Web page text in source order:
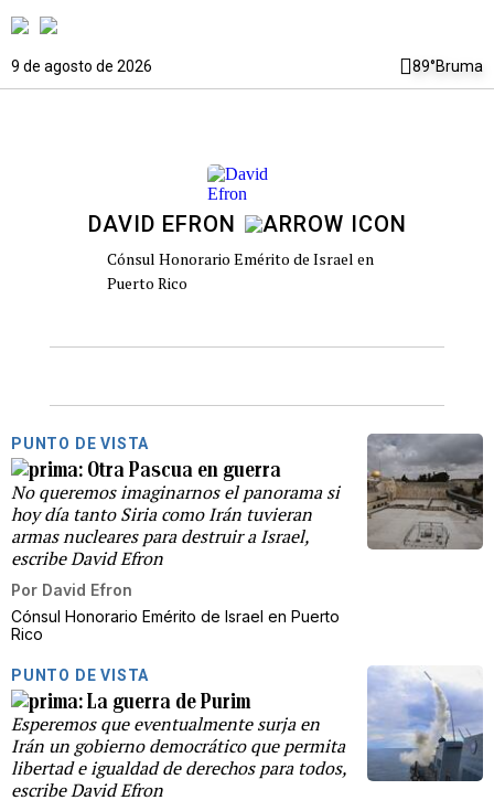
9 de agosto de 2026 89°Bruma
DAVID EFRON
Cónsul Honorario Emérito de Israel en
Puerto Rico
PUNTO DE VISTA
Otra Pascua en guerra
No queremos imaginarnos el panorama si
hoy día tanto Siria como Irán tuvieran
armas nucleares para destruir a Israel,
escribe David Efron
Por David Efron
Cónsul Honorario Emérito de Israel en Puerto
Rico
PUNTO DE VISTA
La guerra de Purim
Esperemos que eventualmente surja en
Irán un gobierno democrático que permita
libertad e igualdad de derechos para todos,
escribe David Efron